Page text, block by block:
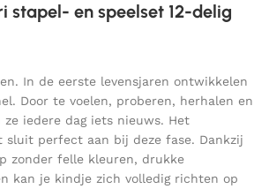
stapel- en speelset 12-delig
In de eerste levensjaren ontwikkelen
Door te voelen, proberen, herhalen en
iedere dag iets nieuws. Het
sluit perfect aan bij deze fase. Dankzij
zonder felle kleuren, drukke
kan je kindje zich volledig richten op